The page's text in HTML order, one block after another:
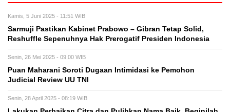
Kamis, 5 Juni 2025 - 11:51 WIB
Sarmuji Pastikan Kabinet Prabowo – Gibran Tetap Solid,
Reshuffle Sepenuhnya Hak Prerogatif Presiden Indonesia
Senin, 26 Mei 2025 - 09:00 WIB
Puan Maharani Soroti Dugaan Intimidasi ke Pemohon
Judicial Review UU TNI
Senin, 28 April 2025 - 08:19 WIB